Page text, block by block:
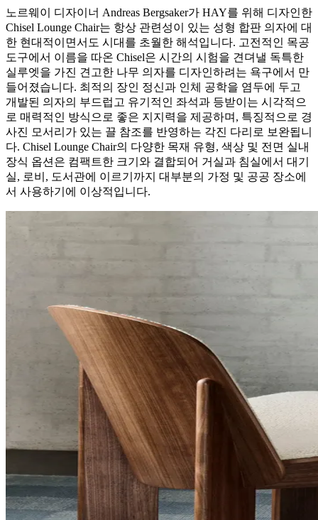
노르웨이 디자이너 Andreas Bergsaker가 HAY를 위해 디자인한
Chisel Lounge Chair는 항상 관련성이 있는 성형 합판 의자에 대
한 현대적이면서도 시대를 초월한 해석입니다. 고전적인 목공
도구에서 이름을 따온 Chisel은 시간의 시험을 견뎌낼 독특한
실루엣을 가진 견고한 나무 의자를 디자인하려는 욕구에서 만
들어졌습니다. 최적의 장인 정신과 인체 공학을 염두에 두고
개발된 의자의 부드럽고 유기적인 좌석과 등받이는 시각적으
로 매력적인 방식으로 좋은 지지력을 제공하며, 특징적으로 경
사진 모서리가 있는 끌 참조를 반영하는 각진 다리로 보완됩니
다. Chisel Lounge Chair의 다양한 목재 유형, 색상 및 전면 실내
장식 옵션은 컴팩트한 크기와 결합되어 거실과 침실에서 대기
실, 로비, 도서관에 이르기까지 대부분의 가정 및 공공 장소에
서 사용하기에 이상적입니다.